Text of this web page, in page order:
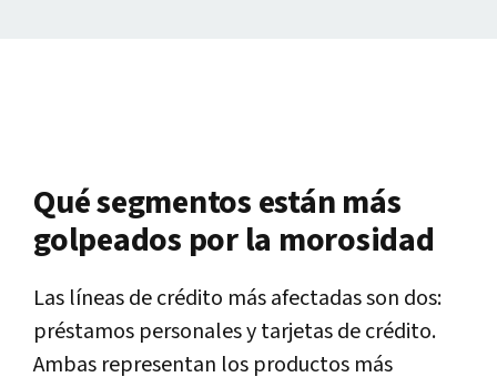
Qué segmentos están más
golpeados por la morosidad
Las líneas de crédito más afectadas son dos:
préstamos personales y tarjetas de crédito.
Ambas representan los productos más